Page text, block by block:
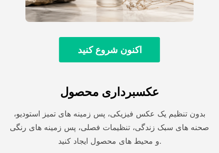
اکنون شروع کنید
عکسبرداری محصول
بدون تنظیم یک عکس فیزیکی، پس زمینه های تمیز استودیو،
صحنه های سبک زندگی، تنظیمات فصلی، پس زمینه های رنگی
و محیط های محصول ایجاد کنید.